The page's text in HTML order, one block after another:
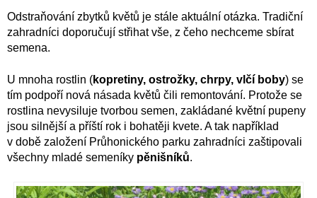
Odstraňování zbytků květů je stále aktuální otázka. Tradiční
zahradníci doporučují střihat vše, z čeho nechceme sbírat
semena.
U mnoha rostlin (kopretiny, ostrožky, chrpy, vlčí boby) se
tím podpoří nová násada květů čili remontování. Protože se
rostlina nevysiluje tvorbou semen, zakládané květní pupeny
jsou silnější a příští rok i bohatěji kvete. A tak například
v době založení Průhonického parku zahradníci zaštipovali
všechny mladé semeníky pěnišníků.